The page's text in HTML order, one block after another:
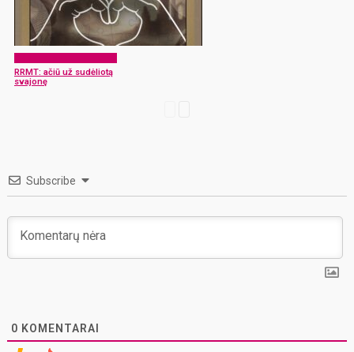
RRMT: ačiū už sudėliotą
svajonę
Subscribe
0 KOMENTARAI